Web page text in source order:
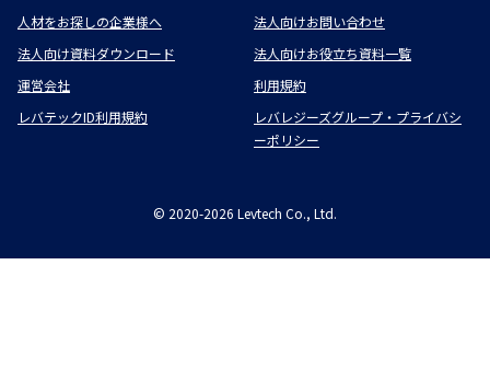
人材をお探しの企業様へ
法人向けお問い合わせ
法人向け資料ダウンロード
法人向けお役立ち資料一覧
運営会社
利用規約
レバテックID利用規約
レバレジーズグループ・プライバシ
ーポリシー
© 2020-2026 Levtech Co., Ltd.